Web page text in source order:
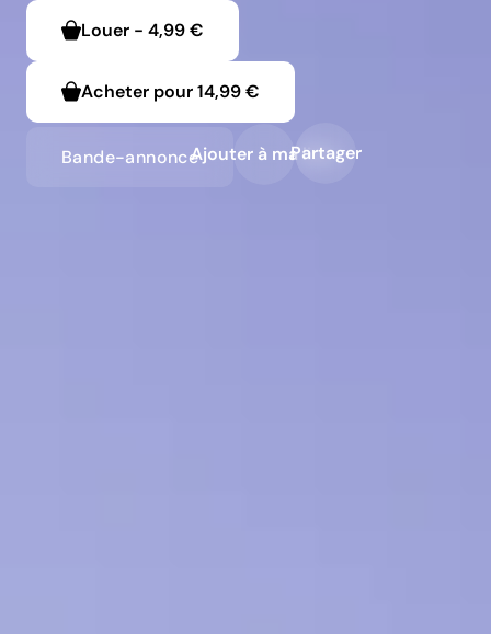
Louer - 4,99 €
Acheter pour14,99 €
Bande-annonceAjouter à ma liste
Partager